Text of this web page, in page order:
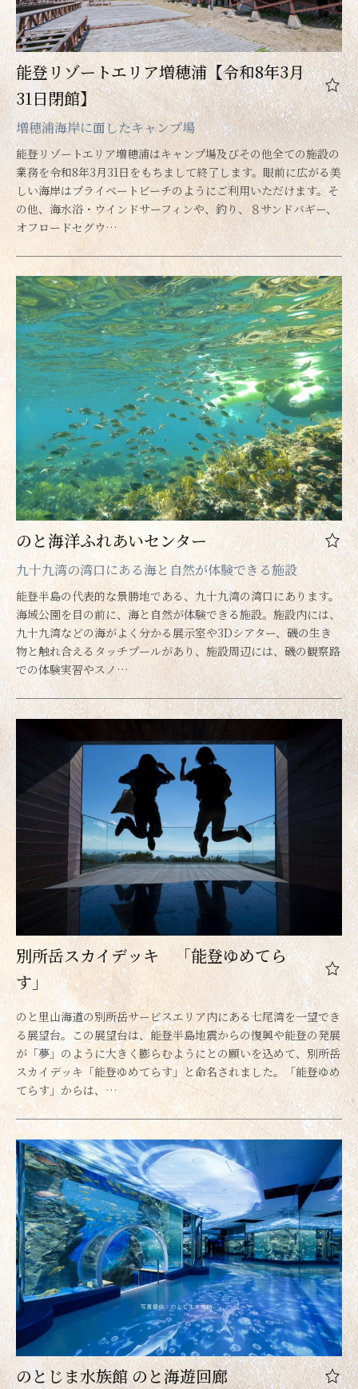
能登リゾートエリア増穂浦【令和8年3月
31日閉館】
増穂浦海岸に面したキャンプ場
能登リゾートエリア増穂浦はキャンプ場及びその他全ての施設の
業務を令和8年3月31日をもちまして終了します。眼前に広がる美
しい海岸はプライベートビーチのようにご利用いただけます。そ
の他、海水浴・ウインドサーフィンや、釣り、８サンドバギー、
オフロードセグウ…
のと海洋ふれあいセンター
九十九湾の湾口にある海と自然が体験できる施設
能登半島の代表的な景勝地である、九十九湾の湾口にあります。
海域公園を目の前に、海と自然が体験できる施設。施設内には、
九十九湾などの海がよく分かる展示室や3Dシアター、磯の生き
物と触れ合えるタッチプールがあり、施設周辺には、磯の観察路
での体験実習やスノ…
別所岳スカイデッキ 「能登ゆめてら
す」
のと里山海道の別所岳サービスエリア内にある七尾湾を一望でき
る展望台。この展望台は、能登半島地震からの復興や能登の発展
が「夢」のように大きく膨らむようにとの願いを込めて、別所岳
スカイデッキ「能登ゆめてらす」と命名されました。「能登ゆめ
てらす」からは、…
のとじま水族館 のと海遊回廊